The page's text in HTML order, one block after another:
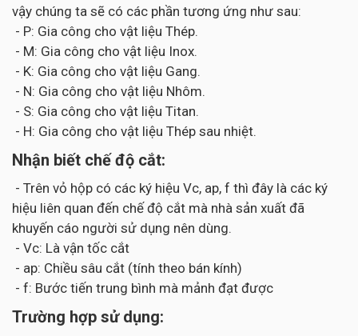
vậy chúng ta sẽ có các phần tương ứng như sau:
- P: Gia công cho vật liệu Thép.
- M: Gia công cho vật liệu Inox.
- K: Gia công cho vật liệu Gang.
- N: Gia công cho vật liệu Nhôm.
- S: Gia công cho vật liệu Titan.
- H: Gia công cho vật liệu Thép sau nhiệt.
Nhận biết chế độ cắt:
- Trên vỏ hộp có các ký hiệu Vc, ap, f thì đây là các ký
hiệu liên quan đến chế độ cắt mà nhà sản xuất đã
khuyến cáo người sử dụng nên dùng.
- Vc: Là vận tốc cắt
- ap: Chiều sâu cắt (tính theo bán kính)
- f: Bước tiến trung bình mà mảnh đạt được
Trường hợp sử dụng: